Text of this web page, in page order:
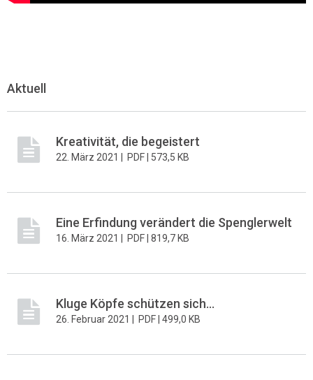
Aktuell
Kreativität, die begeistert
22. März 2021 | PDF | 573,5 KB
Eine Erfindung verändert die Spenglerwelt
16. März 2021 | PDF | 819,7 KB
Kluge Köpfe schützen sich...
26. Februar 2021 | PDF | 499,0 KB